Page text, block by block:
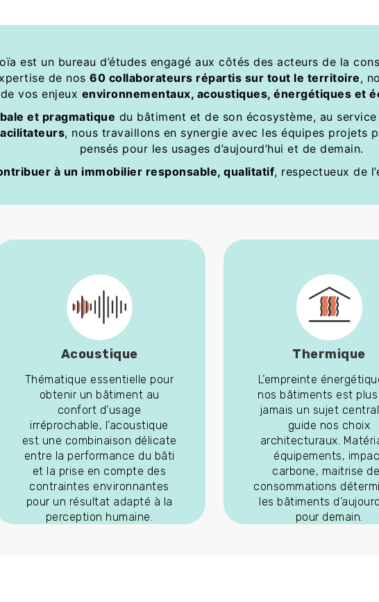
est un bureau d’études engagé aux côtés des acteurs de la
de nos 60 collaborateurs répartis sur tout le territoire,
de vos enjeux environnementaux, acoustiques, énergétiques et
et pragmatique du bâtiment et de son écosystème, au
, nous travaillons en synergie avec les équipes projets
pensés pour les usages d’aujourd’hui et de demain.
à un immobilier responsable, qualitatif, respectueux de
Acoustique
Thématique essentielle pour
obtenir un bâtiment au
confort d’usage
irréprochable, l’acoustique
est une combinaison délicate
entre la performance du bâti
et la prise en compte des
contraintes environnantes
pour un résultat adapté à la
perception humaine.
Thermique
L’empreinte
nos bâtiments est
jamais un sujet
guide nos choix
architecturaux.
équipements,
carbone, maitrise
consommations
les bâtiments
pour demain.